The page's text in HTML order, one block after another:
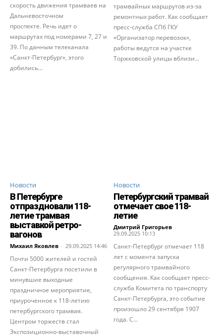
скорость движения трамваев на
Дальневосточном
проспекте. Речь идет о
маршрутах под номерами 7, 27 и
39. По данным телеканала
«Санкт-Петербург», этого
добились...
трамвайных маршрутов из-за
ремонтных работ. Как сообщает
пресс-служба СПб ГКУ
«Организатор перевозок»,
работы ведутся на участке
Торжковской улицы вблизи...
Новости
В Петербурге
отпраздновали 118-
летие трамвая
выставкой ретро-
вагонов
Михаил Яковлев - 29.09.2025 14:46
Почти 5000 жителей и гостей
Санкт-Петербурга посетили в
минувшие выходные
праздничное мероприятие,
приуроченное к 118-летию
петербургского трамвая.
Центром торжеств стал
Экспозиционно-выставочный
Новости
Петербургский трамвай
отмечает свое 118-
летие
Дмитрий Григорьев -
29.09.2025 10:13
Санкт-Петербург отмечает 118
лет с момента запуска
регулярного трамвайного
сообщения. Как сообщает пресс-
служба Комитета по транспорту
Санкт-Петербурга, это событие
произошло 29 сентября 1907
года. С...